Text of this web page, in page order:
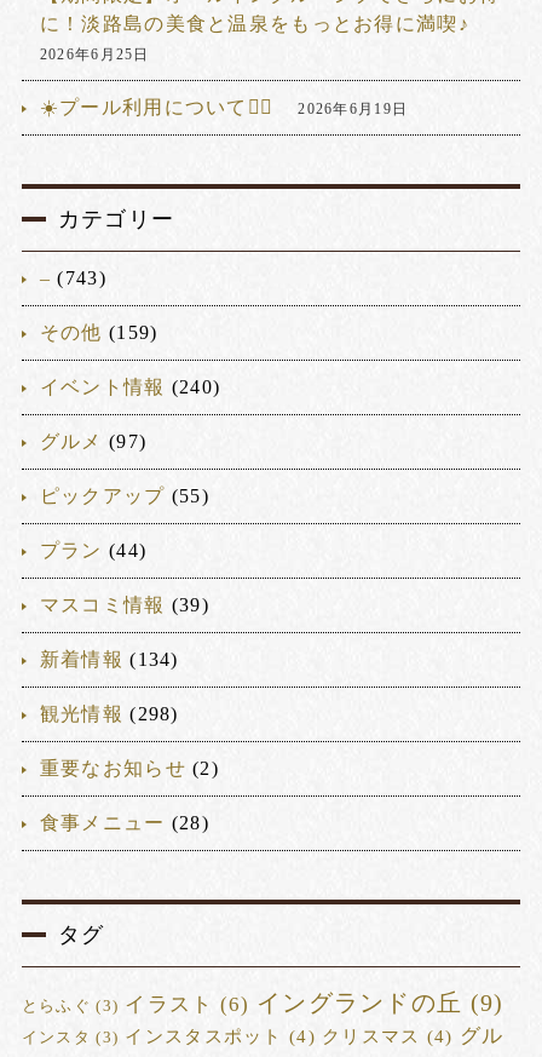
に！淡路島の美食と温泉をもっとお得に満喫♪
2026年6月25日
☀️プール利用について🏊‍♂️ 2026年6月19日
カテゴリー
– (743)
その他 (159)
イベント情報 (240)
グルメ (97)
ピックアップ (55)
プラン (44)
マスコミ情報 (39)
新着情報 (134)
観光情報 (298)
重要なお知らせ (2)
食事メニュー (28)
タグ
とらふぐ (3) イラスト (6) イングランドの丘 (9)
インスタ (3) インスタスポット (4) クリスマス (4) グル